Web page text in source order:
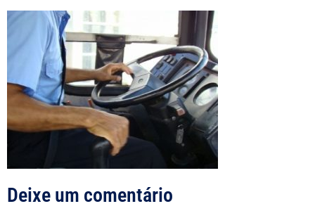
Deixe um comentário